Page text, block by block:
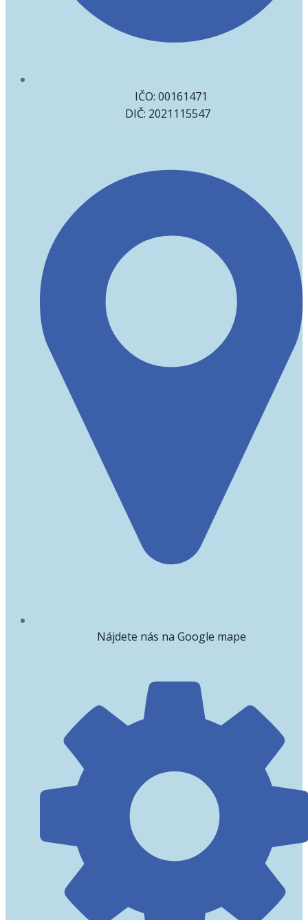
IČO: 00161471
DIČ: 2021115547
Nájdete nás na Google mape